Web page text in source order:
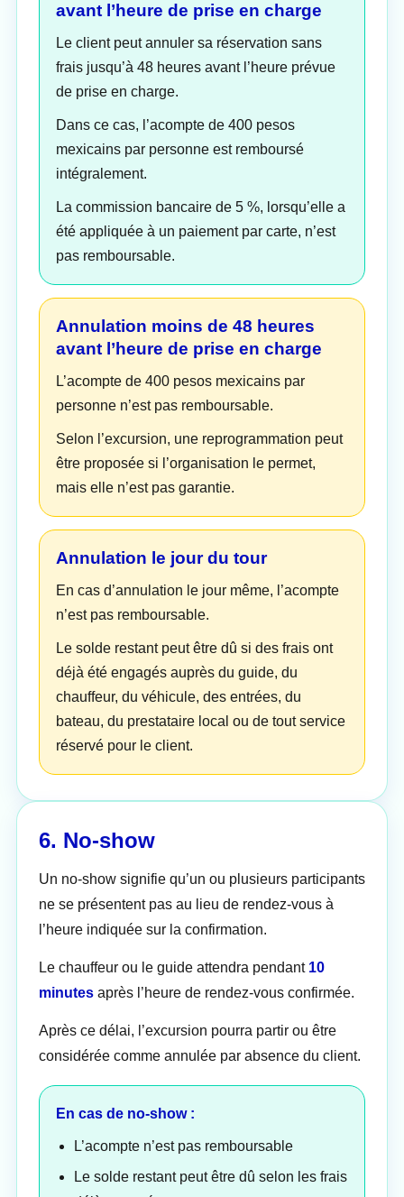
avant l’heure de prise en charge
Le client peut annuler sa réservation sans
frais jusqu’à 48 heures avant l’heure prévue
de prise en charge.
Dans ce cas, l’acompte de 400 pesos
mexicains par personne est remboursé
intégralement.
La commission bancaire de 5 %, lorsqu’elle a
été appliquée à un paiement par carte, n’est
pas remboursable.
Annulation moins de 48 heures
avant l’heure de prise en charge
L’acompte de 400 pesos mexicains par
personne n’est pas remboursable.
Selon l’excursion, une reprogrammation peut
être proposée si l’organisation le permet,
mais elle n’est pas garantie.
Annulation le jour du tour
En cas d’annulation le jour même, l’acompte
n’est pas remboursable.
Le solde restant peut être dû si des frais ont
déjà été engagés auprès du guide, du
chauffeur, du véhicule, des entrées, du
bateau, du prestataire local ou de tout service
réservé pour le client.
6. No-show
Un no-show signifie qu’un ou plusieurs participants
ne se présentent pas au lieu de rendez-vous à
l’heure indiquée sur la confirmation.
Le chauffeur ou le guide attendra pendant 10
minutes après l’heure de rendez-vous confirmée.
Après ce délai, l’excursion pourra partir ou être
considérée comme annulée par absence du client.
En cas de no-show :
L’acompte n’est pas remboursable
Le solde restant peut être dû selon les frais